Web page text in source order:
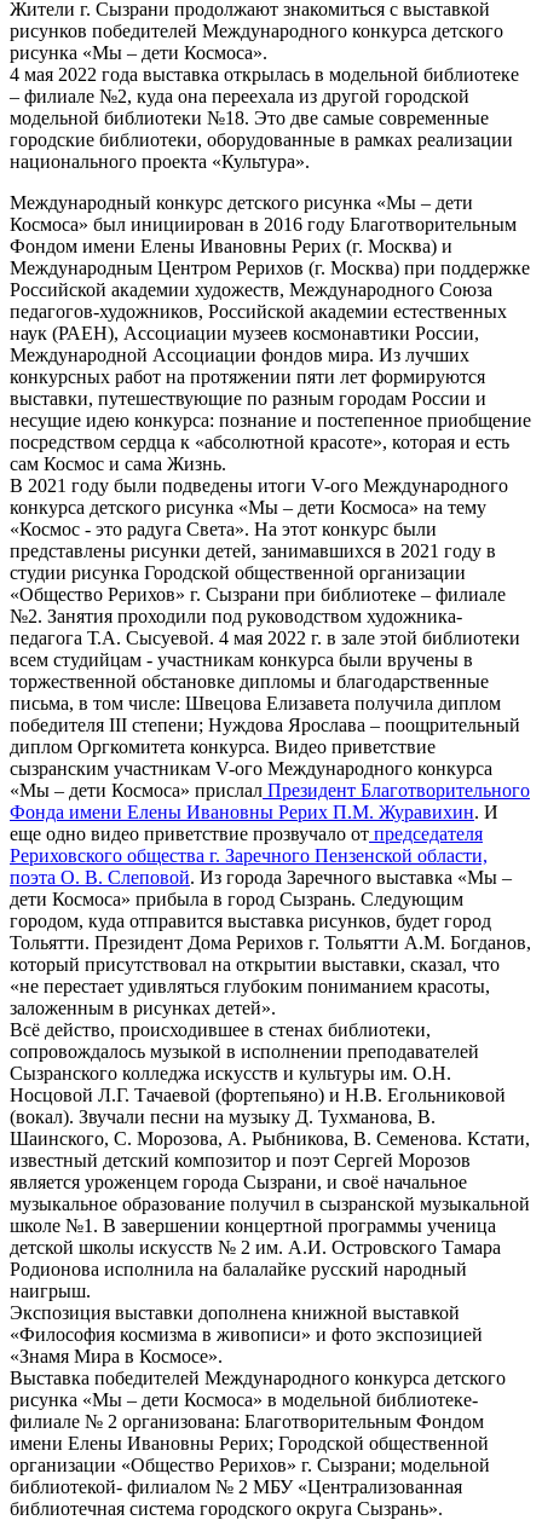
Жители г. Сызрани продолжают знакомиться с выставкой
рисунков победителей Международного конкурса детского
рисунка «Мы – дети Космоса».
4 мая 2022 года выставка открылась в модельной библиотеке
– филиале №2, куда она переехала из другой городской
модельной библиотеки №18. Это две самые современные
городские библиотеки, оборудованные в рамках реализации
национального проекта «Культура».
Международный конкурс детского рисунка «Мы – дети
Космоса» был инициирован в 2016 году Благотворительным
Фондом имени Елены Ивановны Рерих (г. Москва) и
Международным Центром Рерихов (г. Москва) при поддержке
Российской академии художеств, Международного Союза
педагогов-художников, Российской академии естественных
наук (РАЕН), Ассоциации музеев космонавтики России,
Международной Ассоциации фондов мира. Из лучших
конкурсных работ на протяжении пяти лет формируются
выставки, путешествующие по разным городам России и
несущие идею конкурса: познание и постепенное приобщение
посредством сердца к «абсолютной красоте», которая и есть
сам Космос и сама Жизнь.
В 2021 году были подведены итоги V-ого Международного
конкурса детского рисунка «Мы – дети Космоса» на тему
«Космос - это радуга Света». На этот конкурс были
представлены рисунки детей, занимавшихся в 2021 году в
студии рисунка Городской общественной организации
«Общество Рерихов» г. Сызрани при библиотеке – филиале
№2. Занятия проходили под руководством художника-
педагога Т.А. Сысуевой. 4 мая 2022 г. в зале этой библиотеки
всем студийцам - участникам конкурса были вручены в
торжественной обстановке дипломы и благодарственные
письма, в том числе: Швецова Елизавета получила диплом
победителя III степени; Нуждова Ярослава – поощрительный
диплом Оргкомитета конкурса. Видео приветствие
сызранским участникам V-ого Международного конкурса
«Мы – дети Космоса» прислал Президент Благотворительного
Фонда имени Елены Ивановны Рерих П.М. Журавихин. И
еще одно видео приветствие прозвучало от председателя
Рериховского общества г. Заречного Пензенской области,
поэта О. В. Слеповой. Из города Заречного выставка «Мы –
дети Космоса» прибыла в город Сызрань. Следующим
городом, куда отправится выставка рисунков, будет город
Тольятти. Президент Дома Рерихов г. Тольятти А.М. Богданов,
который присутствовал на открытии выставки, сказал, что
«не перестает удивляться глубоким пониманием красоты,
заложенным в рисунках детей».
Всё действо, происходившее в стенах библиотеки,
сопровождалось музыкой в исполнении преподавателей
Сызранского колледжа искусств и культуры им. О.Н.
Носцовой Л.Г. Тачаевой (фортепьяно) и Н.В. Егольниковой
(вокал). Звучали песни на музыку Д. Тухманова, В.
Шаинского, С. Морозова, А. Рыбникова, В. Семенова. Кстати,
известный детский композитор и поэт Сергей Морозов
является уроженцем города Сызрани, и своё начальное
музыкальное образование получил в сызранской музыкальной
школе №1. В завершении концертной программы ученица
детской школы искусств № 2 им. А.И. Островского Тамара
Родионова исполнила на балалайке русский народный
наигрыш.
Экспозиция выставки дополнена книжной выставкой
«Философия космизма в живописи» и фото экспозицией
«Знамя Мира в Космосе».
Выставка победителей Международного конкурса детского
рисунка «Мы – дети Космоса» в модельной библиотеке-
филиале № 2 организована: Благотворительным Фондом
имени Елены Ивановны Рерих; Городской общественной
организации «Общество Рерихов» г. Сызрани; модельной
библиотекой- филиалом № 2 МБУ «Централизованная
библиотечная система городского округа Сызрань».